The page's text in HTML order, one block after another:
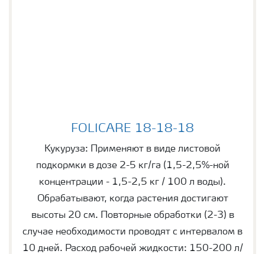
FOLICARE 18-18-18
Кукуруза: Применяют в виде листовой
подкормки в дозе 2-5 кг/га (1,5-2,5%-ной
концентрации - 1,5-2,5 кг / 100 л воды).
Обрабатывают, когда растения достигают
высоты 20 см. Повторные обработки (2-3) в
случае необходимости проводят с интервалом в
10 дней. Расход рабочей жидкости: 150-200 л/